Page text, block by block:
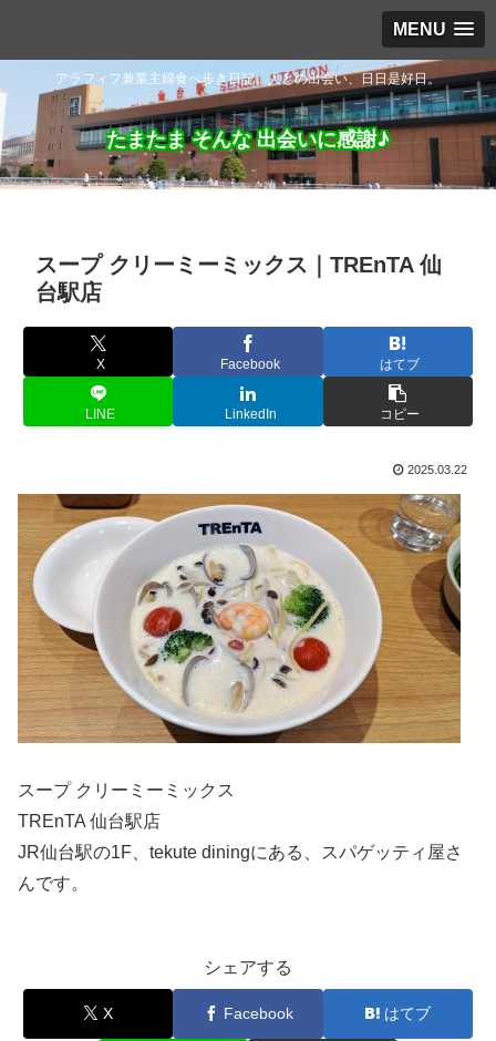
MENU
アラフィフ兼業主婦食べ歩き日記。人との出会い、日日是好日。
たまたま そんな 出会いに感謝♪
スープ クリーミーミックス｜TREnTA 仙
台駅店
X Facebook はてブ
LINE LinkedIn コピー
2025.03.22
スープ クリーミーミックス
TREnTA 仙台駅店
JR仙台駅の1F、tekute diningにある、スパゲッティ屋さ
んです。
シェアする
X Facebook はてブ